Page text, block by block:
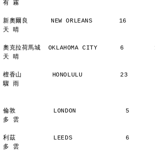
有 霧
新奧爾良      NEW ORLEANS       16
天 晴
奧克拉荷馬城  OKLAHOMA CITY      6
天 晴
檀香山        HONOLULU          23
驟 雨
倫敦          LONDON             5
多 雲
利茲          LEEDS              6
多 雲